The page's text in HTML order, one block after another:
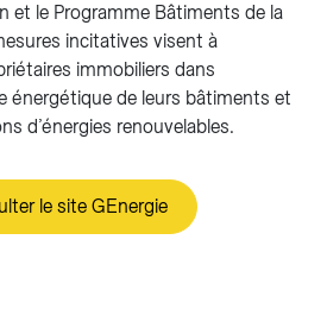
et le Programme Bâtiments de la
incitatives visent à
immobiliers dans
énergétique de leurs bâtiments et
d’énergies renouvelables.
le site GEnergie